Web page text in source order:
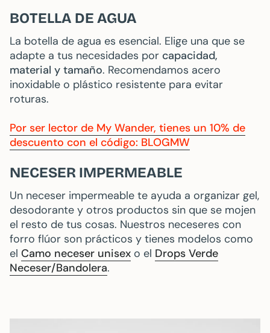
BOTELLA DE AGUA
La botella de agua es esencial. Elige una que se
adapte a tus necesidades por capacidad,
material y tamaño. Recomendamos acero
inoxidable o plástico resistente para evitar
roturas.
Por ser lector de My Wander, tienes un 10% de
descuento con el código: BLOGMW
NECESER IMPERMEABLE
Un neceser impermeable te ayuda a organizar gel,
desodorante y otros productos sin que se mojen
el resto de tus cosas. Nuestros neceseres con
forro flúor son prácticos y tienes modelos como
el Camo neceser unisex o el Drops Verde
Neceser/Bandolera.